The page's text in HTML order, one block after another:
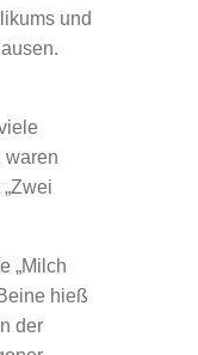
und
waren
„Milch
hieß
der